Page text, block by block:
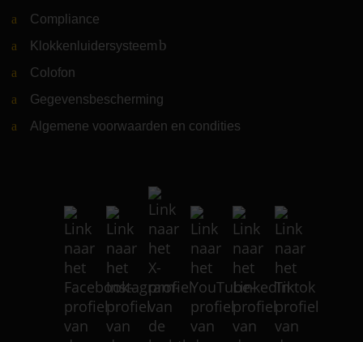
Compliance
Klokkenluidersysteem (Link naar externe website)
Colofon
Gegevensbescherming
Algemene voorwaarden en condities